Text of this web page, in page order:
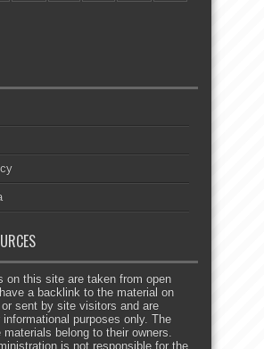
on this site are taken from open
a backlink to the material on
sent by site visitors and are
informational purposes only. The
belong to their owners.
is not responsible for the